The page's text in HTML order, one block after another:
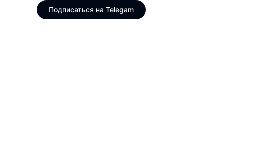
Подписаться на Telegam